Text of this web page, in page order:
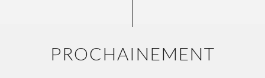
PROCHAINEMENT